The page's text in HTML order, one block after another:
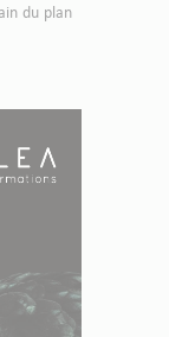
du plan